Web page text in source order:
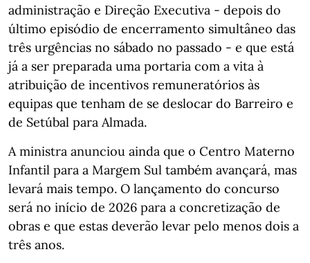
administração e Direção Executiva - depois do
último episódio de encerramento simultâneo das
três urgências no sábado no passado - e que está
já a ser preparada uma portaria com a vita à
atribuição de incentivos remuneratórios às
equipas que tenham de se deslocar do Barreiro e
de Setúbal para Almada.
A ministra anunciou ainda que o Centro Materno
Infantil para a Margem Sul também avançará, mas
levará mais tempo. O lançamento do concurso
será no início de 2026 para a concretização de
obras e que estas deverão levar pelo menos dois a
três anos.